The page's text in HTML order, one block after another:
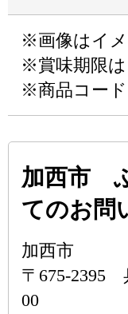
※画像はイメ
※賞味期限は
※商品コード
加西市
てのお問
加西市
〒675-2395
00